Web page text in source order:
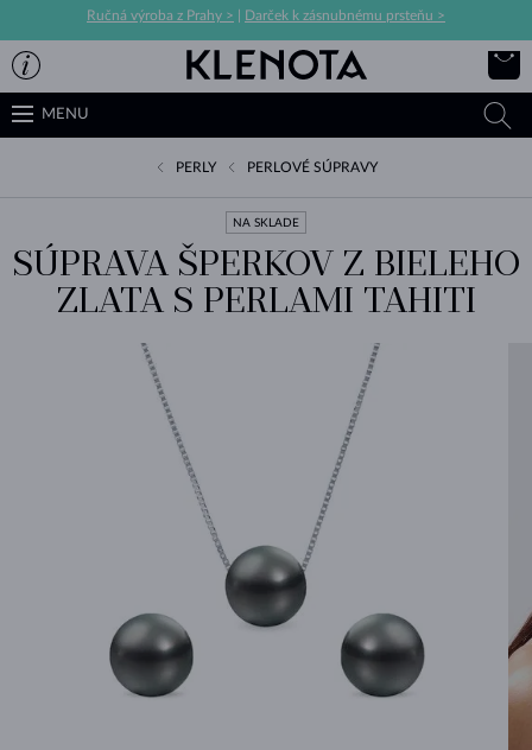
Ručná výroba z Prahy > Darček k zásnubnému prsteňu >
MENU
PERLY PERLOVÉ SÚPRAVY
NA SKLADE
SÚPRAVA ŠPERKOV Z BIELEHO
ZLATA S PERLAMI TAHITI